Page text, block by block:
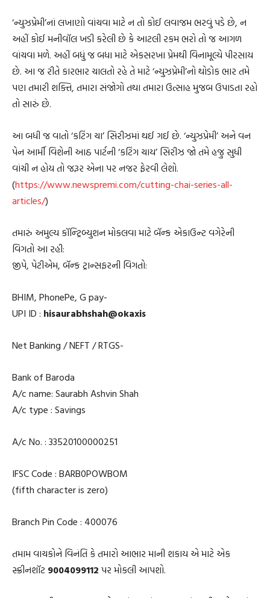
‘ન્યુઝપ્રેમી’નાં લખાણો વાંચવા માટે ન તો કોઈ લવાજમ ભરવું પડે છે, ન
અહીં કોઈ મનીવૉલ ખડી કરેલી છે કે આટલી રકમ ભરો તો જ આગળ
વાંચવા મળે. અહીં બધું જ બધા માટે એકસરખા પ્રેમથી વિનામૂલ્યે પીરસાય
છે. આ જ રીતે કારભાર ચાલતો રહે તે માટે ‘ન્યુઝપ્રેમી’નો થોડોક ભાર તમે
પણ તમારી શક્તિ, તમારા સંજોગો તથા તમારા ઉત્સાહ મુજબ ઉપાડતા રહો
તો સારું છે.
આ બધી જ વાતો ‘કટિંગ ચા’ સિરીઝમાં થઈ ગઈ છે. ‘ન્યુઝપ્રેમી’ અને વન
પેન આર્મી વિશેની આઠ પાર્ટની ‘કટિંગ ચાય’ સિરીઝ જો તમે હજુ સુધી
વાંચી ન હોય તો જરૂર એના પર નજર ફેરવી લેશો.
(https://www.newspremi.com/cutting-chai-series-all-
articles/)
તમારું અમુલ્ય કૉન્ટ્રિબ્યુશન મોકલવા માટે બૅન્ક એકાઉન્ટ વગેરેની
વિગતો આ રહી:
જીપે, પેટીએમ, બૅન્ક ટ્રાન્સફરની વિગતો:
BHIM, PhonePe, G pay-
UPI ID : hisaurabhshah@okaxis
Net Banking / NEFT / RTGS-
Bank of Baroda
A/c name: Saurabh Ashvin Shah
A/c type : Savings
A/c No. : 33520100000251
IFSC Code : BARB0POWBOM
(fifth character is zero)
Branch Pin Code : 400076
તમામ વાચકોને વિનંતિ કે તમારો આભાર માની શકાય એ માટે એક
સ્ક્રીનશૉટ 9004099112 પર મોકલી આપશો.